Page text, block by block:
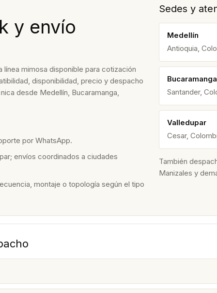
y envío
mimosa disponible para cotización
disponibilidad, precio y despacho
desde Medellín, Bucaramanga,
por WhatsApp.
envíos coordinados a ciudades
montaje o topología según el tipo
Sedes y
Medellín
Antioquia,
Bucaramanga
Santander,
Valledupar
Cesar,
También
Manizales y